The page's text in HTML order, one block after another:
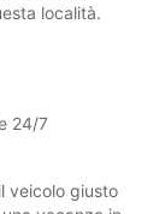
località.
24/7
veicolo giusto